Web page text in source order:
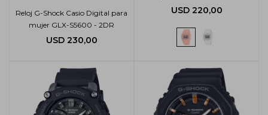
Reloj G-Shock Casio Digital para
mujer GLX-S5600 - 2DR
USD 230,00
USD 220,00